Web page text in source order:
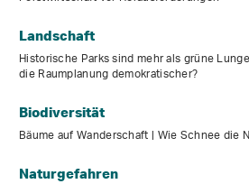
Landschaft
Historische Parks sind mehr als grüne
die Raumplanung demokratischer?
Biodiversität
Bäume auf Wanderschaft | Wie Schnee die
Naturgefahren